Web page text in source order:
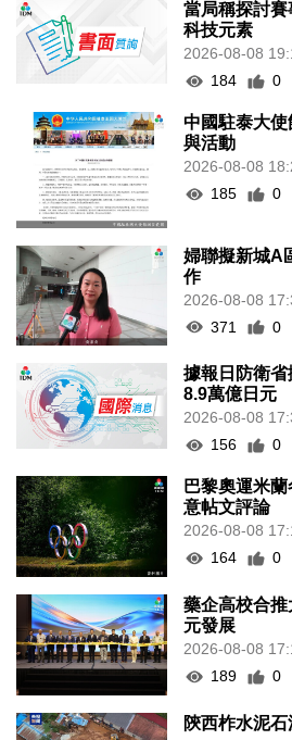
當局稱探討
科技元素
2026-08-08
184
0
中國駐泰大
與活動
2026-08-08
185
0
婦聯擬新城A
作
2026-08-08
371
0
據報日防衛
8.9萬億日元
2026-08-08
156
0
巴黎奧運米
意帖文評論
2026-08-08
164
0
藥企高校合
元發展
2026-08-08
189
0
陝西柞水泥